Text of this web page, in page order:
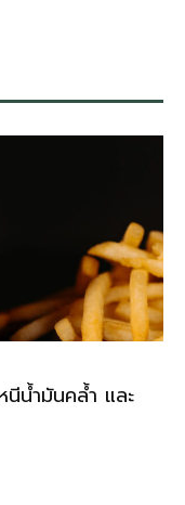
น้ำมันคล้ำ และ